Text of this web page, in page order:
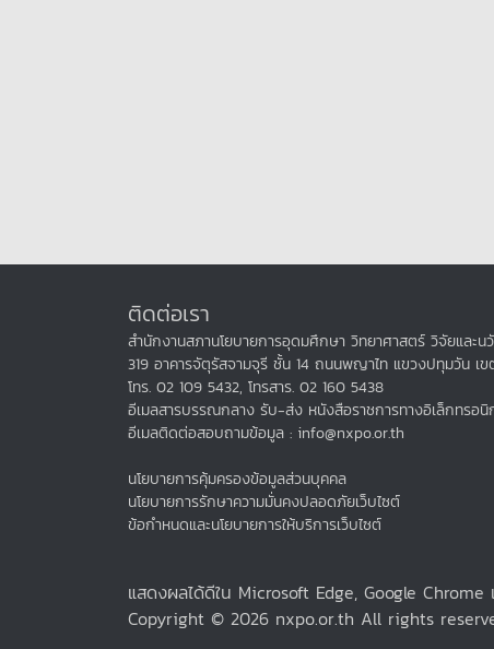
ติดต่อเรา
สำนักงานสภานโยบายการอุดมศึกษา วิทยาศาสตร์ วิจัยและน
319 อาคารจัตุรัสจามจุรี ชั้น 14 ถนนพญาไท แขวงปทุมวัน เ
โทร. 02 109 5432, โทรสาร. 02 160 5438
อีเมลสารบรรณกลาง รับ-ส่ง หนังสือราชการทางอิเล็กทรอ
อีเมลติดต่อสอบถามข้อมูล : info@nxpo.or.th
นโยบายการคุ้มครองข้อมูลส่วนบุคคล
นโยบายการรักษาความมั่นคงปลอดภัยเว็บไซต์
ข้อกำหนดและนโยบายการให้บริการเว็บไซต์
แสดงผลได้ดีใน Microsoft Edge, Google
Copyright © 2026 nxpo.or.th All rights